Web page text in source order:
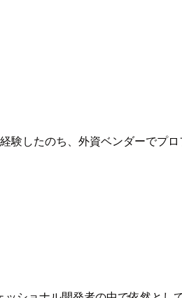
したのち、外資ベンダーでプ